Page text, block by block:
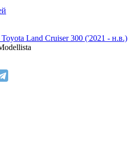
Land Cruiser 300 ('2021 - н.в.)